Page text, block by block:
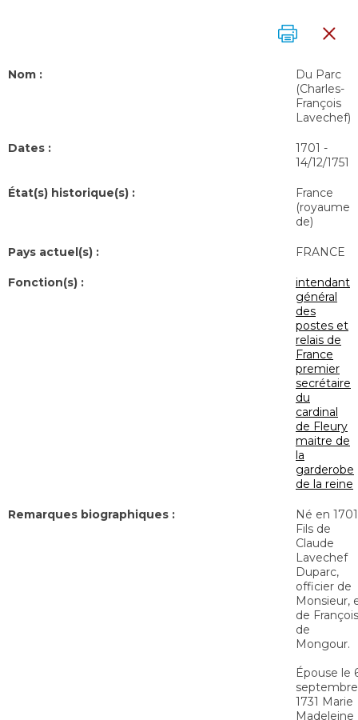
Nom :
Du Parc
(Charles-
François
Lavechef)
Dates : 1701 -
14/12/1751
État(s) historique(s) :
France
(royaume
de)
Pays actuel(s) : FRANCE
Fonction(s) :
intendant
général
des
postes et
relais de
France
premier
secrétaire
du
cardinal
de Fleury
maitre de
la
garderobe
de la reine
Remarques biographiques :
Né en
Fils de
Claude
Lavechef
Duparc,
officier de
Monsieur,
de
de
Mongour.
Épouse le
septembre
1731 Marie
Madeleine